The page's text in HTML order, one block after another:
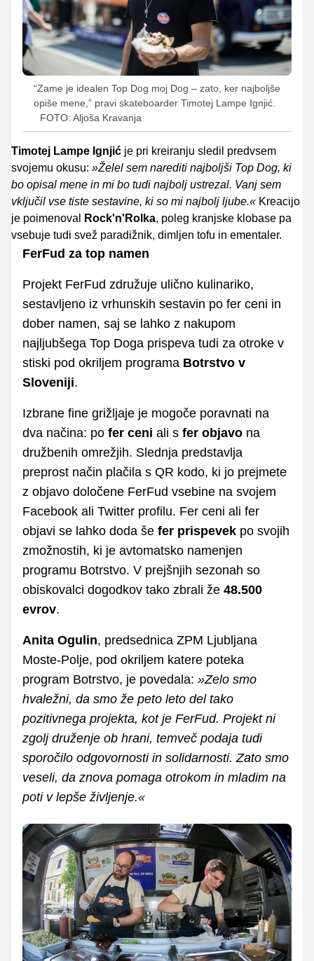
“Zame je idealen Top Dog moj Dog – zato, ker najboljše
opiše mene,” pravi skateboarder Timotej Lampe Ignjić.
FOTO: Aljoša Kravanja
Timotej Lampe Ignjić je pri kreiranju sledil predvsem
svojemu okusu: »Želel sem narediti najboljši Top Dog, ki
bo opisal mene in mi bo tudi najbolj ustrezal. Vanj sem
vključil vse tiste sestavine, ki so mi najbolj ljube.« Kreacijo
je poimenoval
Rock'n'Rolka, poleg kranjske klobase pa
vsebuje tudi svež paradižnik, dimljen tofu in ementaler.
FerFud za top namen
Projekt FerFud združuje ulično kulinariko,
sestavljeno iz vrhunskih sestavin po fer ceni in
dober namen, saj se lahko z nakupom
najljubšega Top Doga prispeva tudi za otroke v
stiski pod okriljem programa Botrstvo v
Sloveniji.
Izbrane fine grižljaje je mogoče poravnati na
dva načina: po fer ceni ali s fer objavo na
družbenih omrežjih. Slednja predstavlja
preprost način plačila s QR kodo, ki jo prejmete
z objavo določene FerFud vsebine na svojem
Facebook ali Twitter profilu. Fer ceni ali fer
objavi se lahko doda še fer prispevek po svojih
zmožnostih, ki je avtomatsko namenjen
programu Botrstvo. V prejšnjih sezonah so
obiskovalci dogodkov tako zbrali že 48.500
evrov.
Anita Ogulin, predsednica ZPM Ljubljana
Moste-Polje, pod okriljem katere poteka
program Botrstvo, je povedala: »Zelo smo
hvaležni, da smo že peto leto del tako
pozitivnega projekta, kot je FerFud. Projekt ni
zgolj druženje ob hrani, temveč podaja tudi
sporočilo odgovornosti in solidarnosti. Zato smo
veseli, da znova pomaga otrokom in mladim na
poti v lepše življenje.«